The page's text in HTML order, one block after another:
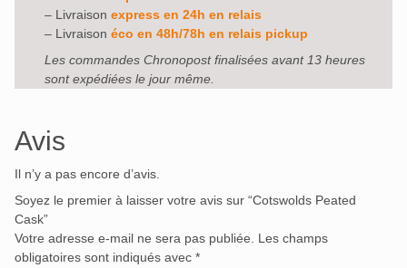
– Livraison express en 24h en relais
– Livraison éco en 48h/78h en relais pickup
Les commandes Chronopost finalisées avant 13 heures
sont expédiées le jour même.
Avis
Il n’y a pas encore d’avis.
Soyez le premier à laisser votre avis sur “Cotswolds Peated
Cask”
Votre adresse e-mail ne sera pas publiée.
Les champs
obligatoires sont indiqués avec *